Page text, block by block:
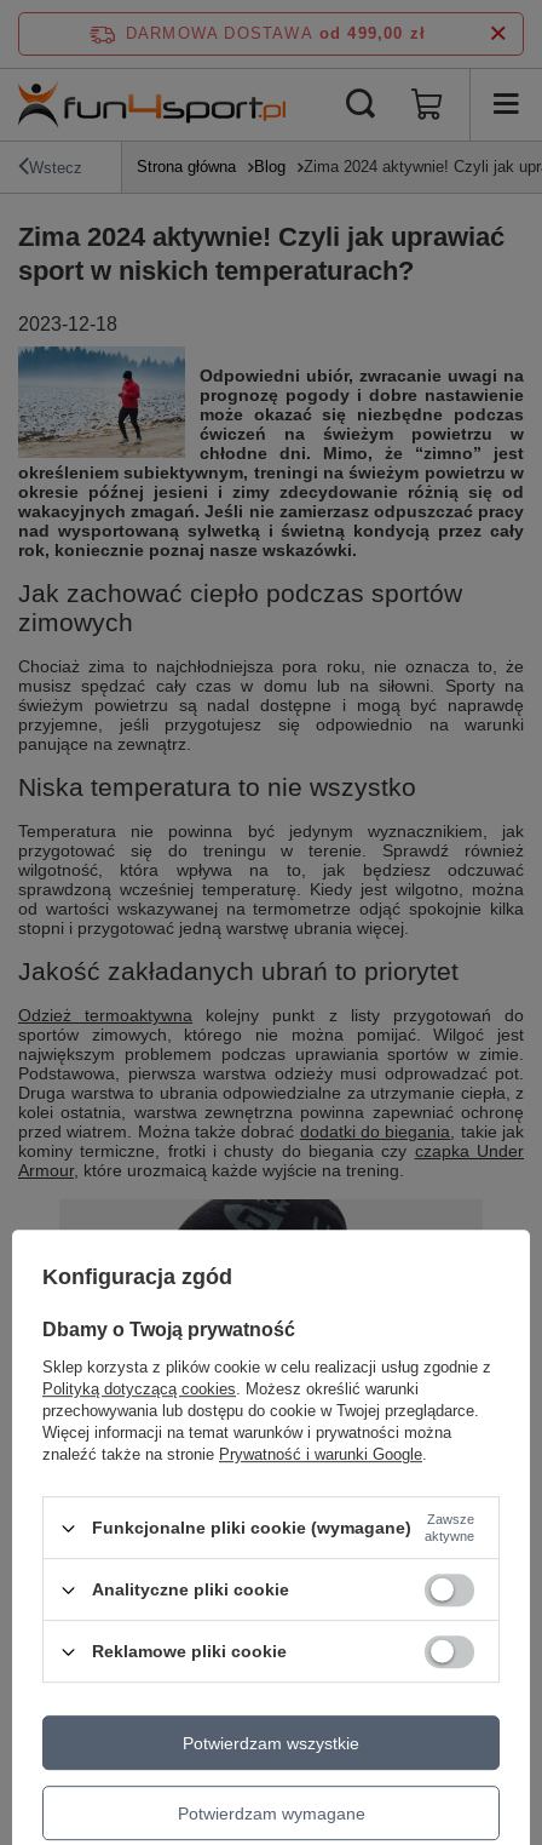
DARMOWA DOSTAWA od 499,00 zł
Wstecz Strona główna Blog Zima 2024 aktywnie! Czyli jak
Zima 2024 aktywnie! Czyli jak uprawiać
sport w niskich temperaturach?
2023-12-18
Odpowiedni ubiór, zwracanie uwagi na
prognozę pogody i dobre nastawienie
może okazać się niezbędne podczas
ćwiczeń na świeżym powietrzu w
chłodne dni. Mimo, że “zimno” jest
określeniem subiektywnym, treningi na świeżym powietrzu w
okresie późnej jesieni i zimy zdecydowanie różnią się od
wakacyjnych zmagań. Jeśli nie zamierzasz odpuszczać pracy
nad wysportowaną sylwetką i świetną kondycją przez cały
rok, koniecznie poznaj nasze wskazówki.
Jak zachować ciepło podczas sportów
zimowych
Chociaż zima to najchłodniejsza pora roku, nie oznacza to, że
musisz spędzać cały czas w domu lub na siłowni. Sporty na
świeżym powietrzu są nadal dostępne i mogą być naprawdę
przyjemne, jeśli przygotujesz się odpowiednio na warunki
panujące na zewnątrz.
Niska temperatura to nie wszystko
Temperatura nie powinna być jedynym wyznacznikiem, jak
przygotować się do treningu w terenie. Sprawdź również
wilgotność, która wpływa na to, jak będziesz odczuwać
sprawdzoną wcześniej temperaturę. Kiedy jest wilgotno, można
od wartości wskazywanej na termometrze odjąć spokojnie kilka
stopni i przygotować jedną warstwę ubrania więcej.
Jakość zakładanych ubrań to priorytet
Odzież termoaktywna kolejny punkt z listy przygotowań do
sportów zimowych, którego nie można pomijać. Wilgoć jest
największym problemem podczas uprawiania sportów w zimie.
Podstawowa, pierwsza warstwa odzieży musi odprowadzać pot.
Druga warstwa to ubrania odpowiedzialne za utrzymanie ciepła, z
kolei ostatnia, warstwa zewnętrzna powinna zapewniać ochronę
przed wiatrem. Można także dobrać dodatki do biegania , takie jak
kominy termiczne, frotki i chusty do biegania czy czapka Under
Armour, które urozmaicą każde wyjście na trening.
Akcesoria, których potrzebujesz podczas
zimowych treningów
Wybierając się na zakupy po odzież termiczną pamiętaj, że “co za
dużo, to niezdrowo”. Mimo, że temperatura może wydawać się
horrendalnie niska, załóż tyle warstw ubioru, aby wychodząc z
domu czuć delikatnie chłód. Po rozgrzewce spokojnie możesz
zdjąć kolejną warstwę, aby się ochłodzić. Przydatna może okazać
Konfiguracja zgód
Dbamy o Twoją prywatność
Sklep korzysta z plików cookie w celu realizacji usług zgodnie z
Polityką dotyczącą cookies. Możesz określić warunki
przechowywania lub dostępu do cookie w Twojej przeglądarce.
Więcej informacji na temat warunków i prywatności można
znaleźć także na stronie Prywatność i warunki Google.
Funkcjonalne pliki cookie (wymagane)
Zawsze
aktywne
Analityczne pliki cookie
Reklamowe pliki cookie
Potwierdzam wymagane
Potwierdzam wszystkie